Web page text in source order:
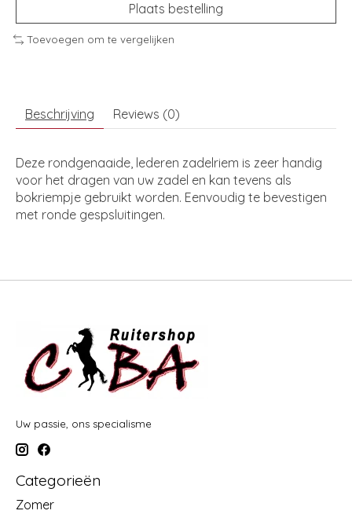
Plaats bestelling
Toevoegen om te vergelijken
Beschrijving Reviews (0)
Deze rondgenaaide, lederen zadelriem is zeer handig
voor het dragen van uw zadel en kan tevens als
bokriempje gebruikt worden. Eenvoudig te bevestigen
met ronde gespsluitingen.
Uw passie, ons specialisme
Categorieën
Zomer